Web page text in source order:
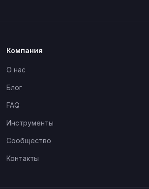
Компания
О нас
Блог
FAQ
Инструменты
Сообщество
Контакты